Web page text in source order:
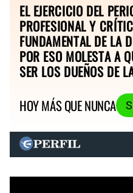
EL EJERCICIO DEL
PROFESIONAL Y
FUNDAMENTAL DE LA
POR ESO MOLESTA A
SER LOS DUEÑOS DE
HOY MÁS QUE NUNCA